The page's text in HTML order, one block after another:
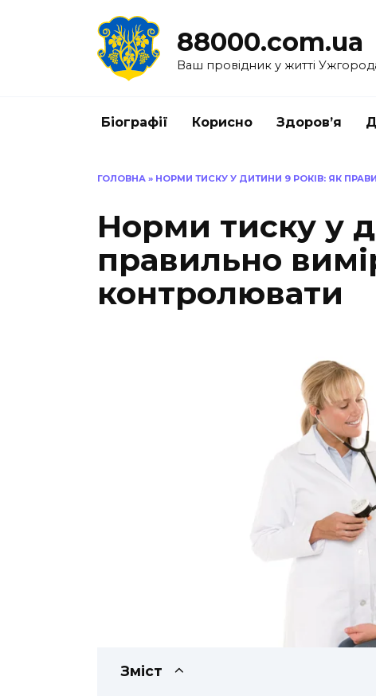
88000.com.ua
Ваш провідник у житті
Біографії Корисно Здоров’я
ГОЛОВНА » НОРМИ ТИСКУ У ДИТИНИ 9 РОКІВ: ЯК
Норми тиску у
правильно
контролювати
Зміст